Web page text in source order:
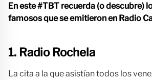
En este #TBT recuerda (o descubre)
famosos que se emitieron en Radio
1. Radio Rochela
La cita a la que asistían todos los